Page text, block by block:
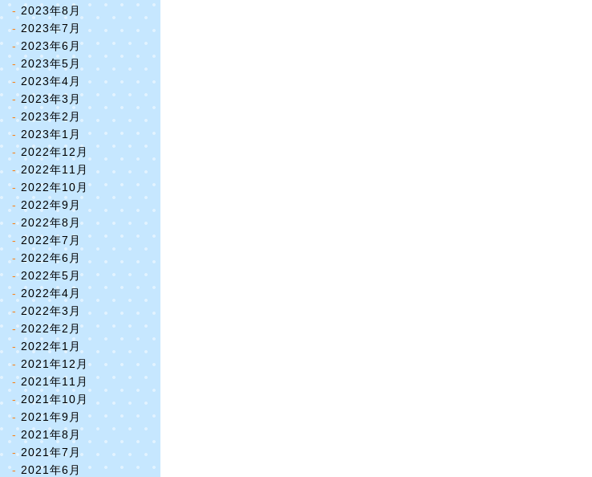
2023年8月
2023年7月
2023年6月
2023年5月
2023年4月
2023年3月
2023年2月
2023年1月
2022年12月
2022年11月
2022年10月
2022年9月
2022年8月
2022年7月
2022年6月
2022年5月
2022年4月
2022年3月
2022年2月
2022年1月
2021年12月
2021年11月
2021年10月
2021年9月
2021年8月
2021年7月
2021年6月